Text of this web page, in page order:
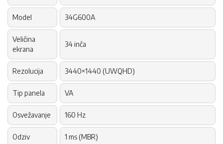
Model 34G600A
Veličina
ekrana
34 inča
Rezolucija 3440×1440 (UWQHD)
Tip panela VA
Osvežavanje 160 Hz
Odziv 1 ms (MBR)